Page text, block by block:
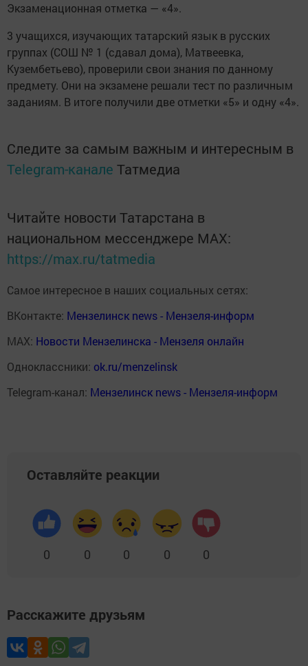
Экзаменационная отметка — «4».
3 учащихся, изучающих татарский язык в русских
группах (СОШ № 1 (сдавал дома), Матвеевка,
Кузембетьево), проверили свои знания по данному
предмету. Они на экзамене решали тест по различным
заданиям. В итоге получили две отметки «5» и одну «4».
Следите за самым важным и интересным в
Telegram-канале Татмедиа
Читайте новости Татарстана в
национальном мессенджере MАХ:
https://max.ru/tatmedia
Самое интересное в наших социальных сетях:
ВКонтакте: Мензелинск news - Мензеля-информ
MAX: Новости Мензелинска - Мензеля онлайн
Одноклассники: ok.ru/menzelinsk
Telegram-канал: Мензелинск news - Мензеля-информ
Оставляйте реакции
0 0 0 0 0
Расскажите друзьям